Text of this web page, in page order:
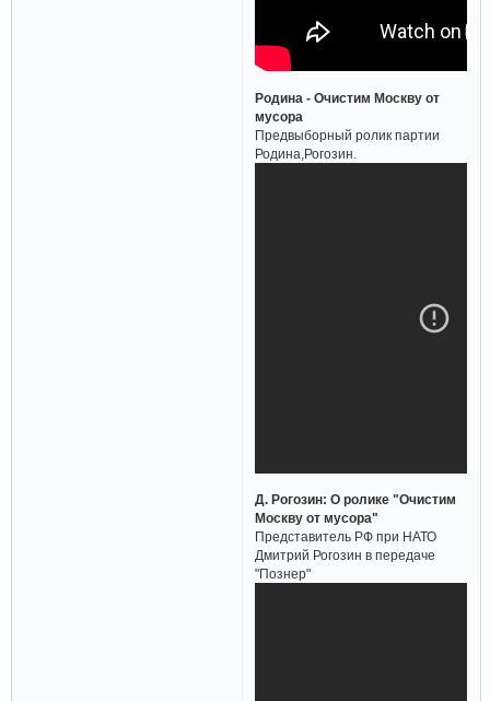
Родина - Очистим Москву от
мусора
Предвыборный ролик партии
Родина,Рогозин.
Д. Рогозин: О ролике "Очистим
Москву от мусора"
Представитель РФ при НАТО
Дмитрий Рогозин в передаче
"Познер"